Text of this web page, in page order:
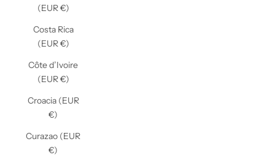
(EUR €)
Costa Rica
(EUR €)
Côte d’Ivoire
(EUR €)
Croacia (EUR
€)
Curazao (EUR
€)